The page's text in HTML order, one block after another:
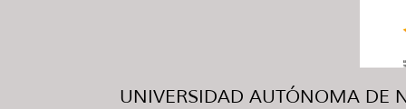
UNIVERSIDAD AUTÓNOMA DE